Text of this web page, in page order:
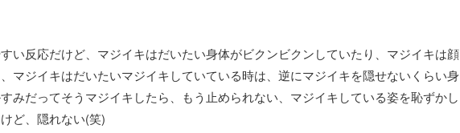
い反応だけど、マジイキはだいたい身体がビクンビクンしていたり、マジイキは顔
マジイキはだいたいマジイキしていている時は、逆にマジイキを隠せないくらい身
みだってそうマジイキしたら、もう止められない、マジイキしている姿を恥ずかし
ど、隠れない(笑)